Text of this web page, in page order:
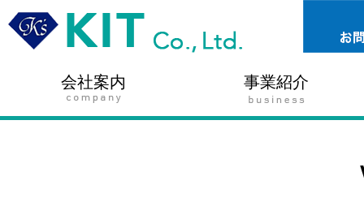
会社案内 事業紹介